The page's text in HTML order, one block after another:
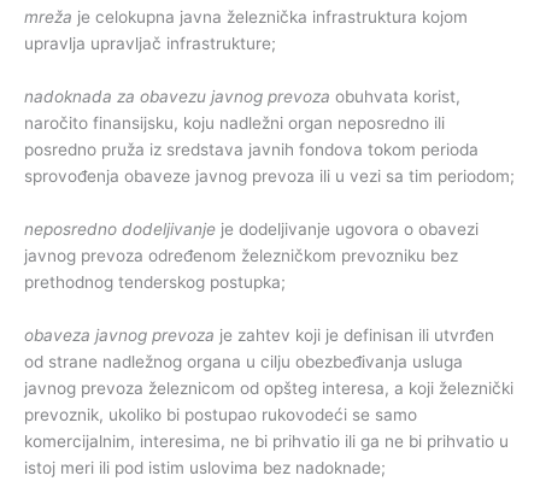
mreža je celokupna javna železnička infrastruktura kojom
upravlja upravljač infrastrukture;
nadoknada za obavezu javnog prevoza obuhvata korist,
naročito finansijsku, koju nadležni organ neposredno ili
posredno pruža iz sredstava javnih fondova tokom perioda
sprovođenja obaveze javnog prevoza ili u vezi sa tim periodom;
neposredno dodeljivanje je dodeljivanje ugovora o obavezi
javnog prevoza određenom železničkom prevozniku bez
prethodnog tenderskog postupka;
obaveza javnog prevoza je zahtev koji je definisan ili utvrđen
od strane nadležnog organa u cilju obezbeđivanja usluga
javnog prevoza železnicom od opšteg interesa, a koji železnički
prevoznik, ukoliko bi postupao rukovodeći se samo
komercijalnim, interesima, ne bi prihvatio ili ga ne bi prihvatio u
istoj meri ili pod istim uslovima bez nadoknade;